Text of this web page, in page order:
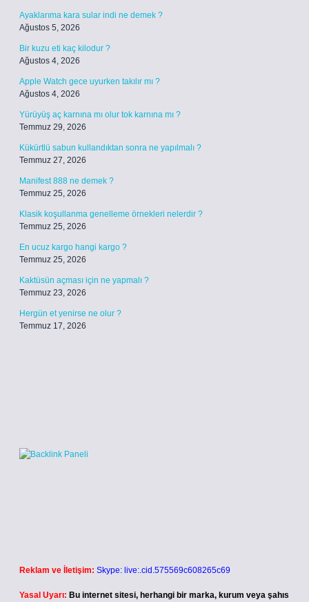
Ayaklarıma kara sular indi ne demek ?
Ağustos 5, 2026
Bir kuzu eti kaç kilodur ?
Ağustos 4, 2026
Apple Watch gece uyurken takılır mı ?
Ağustos 4, 2026
Yürüyüş aç karnına mı olur tok karnına mı ?
Temmuz 29, 2026
Kükürtlü sabun kullandıktan sonra ne yapılmalı ?
Temmuz 27, 2026
Manifest 888 ne demek ?
Temmuz 25, 2026
Klasik koşullanma genelleme örnekleri nelerdir ?
Temmuz 25, 2026
En ucuz kargo hangi kargo ?
Temmuz 25, 2026
Kaktüsün açması için ne yapmalı ?
Temmuz 23, 2026
Hergün et yenirse ne olur ?
Temmuz 17, 2026
Reklam ve İletişim: Skype: live:.cid.575569c608265c69
Yasal Uyarı: Bu internet sitesi, herhangi bir marka, kurum veya şahıs